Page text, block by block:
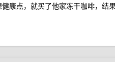
康点，就买了他家冻干咖啡，结